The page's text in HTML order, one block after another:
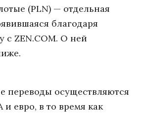
(PLN) — отдельная
благодаря
с ZEN.COM. О ней
переводы осуществляются
евро, в то время как